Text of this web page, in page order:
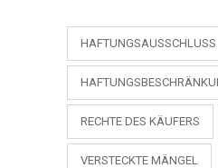
HAFTUNGSAUSSCHLUSS
RECHTE DES KÄUFERS
VERSTECKTE MÄNGEL